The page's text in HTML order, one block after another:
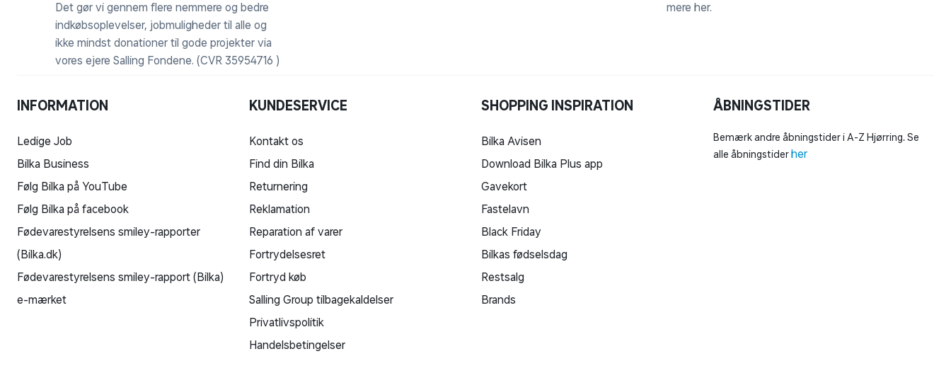
Det gør vi gennem flere nemmere og bedre
indkøbsoplevelser, jobmuligheder til alle og
ikke mindst donationer til gode projekter via
vores ejere Salling Fondene. (CVR 35954716 )
mere her.
INFORMATION
Ledige Job
Bilka Business
Følg Bilka på YouTube
Følg Bilka på facebook
Fødevarestyrelsens smiley-rapporter
(Bilka.dk)
Fødevarestyrelsens smiley-rapport (Bilka)
e-mærket
KUNDESERVICE
Kontakt os
Find din Bilka
Returnering
Reklamation
Reparation af varer
Fortrydelsesret
Fortryd køb
Salling Group tilbagekaldelser
Privatlivspolitik
Handelsbetingelser
SHOPPING INSPIRATION
Bilka Avisen
Download Bilka Plus app
Gavekort
Fastelavn
Black Friday
Bilkas fødselsdag
Restsalg
Brands
ÅBNINGSTIDER
Bemærk andre åbningstider i A-Z Hjørring. Se
alle åbningstiderher